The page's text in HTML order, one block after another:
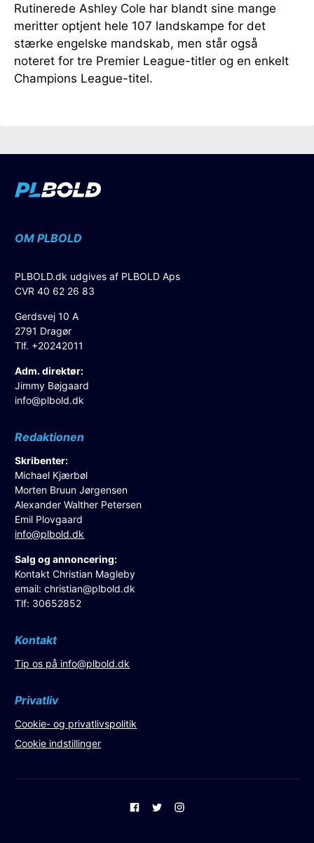
Rutinerede Ashley Cole har blandt sine mange
meritter optjent hele 107 landskampe for det
stærke engelske mandskab, men står også
noteret for tre Premier League-titler og en enkelt
Champions League-titel.
OM PLBOLD
PLBOLD.dk udgives af PLBOLD Aps
CVR 40 62 26 83
Gerdsvej 10 A
2791 Dragør
Tlf. +20242011
Adm. direktør:
Jimmy Bøjgaard
info@plbold.dk
Redaktionen
Skribenter:
Michael Kjærbøl
Morten Bruun Jørgensen
Alexander Walther Petersen
Emil Plovgaard
info@plbold.dk
Salg og annoncering:
Kontakt Christian Magleby
email:christian@plbold.dk
Tlf: 30652852
Kontakt
Tip os på info@plbold.dk
Privatliv
Cookie- og privatlivspolitik
Cookie indstillinger